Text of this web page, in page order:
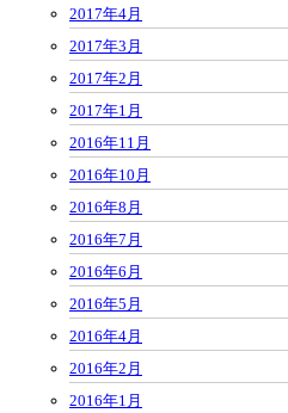
2017年4月
2017年3月
2017年2月
2017年1月
2016年11月
2016年10月
2016年8月
2016年7月
2016年6月
2016年5月
2016年4月
2016年2月
2016年1月